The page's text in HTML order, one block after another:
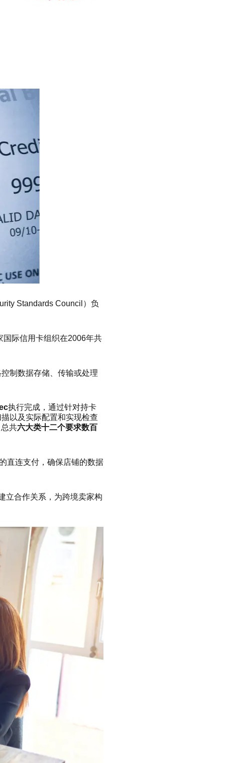
Standards Council）负
际信用卡组织在2006年共
制数据存储、传输或处理
执行完成，通过针对持卡
以及实际配置和实现检查
共六大类十二个要求数百
直连支付，确保店铺的数据
⽴合作关系，为跨境卖家构